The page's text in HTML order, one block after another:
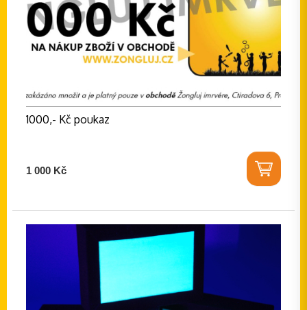
1000,- Kč poukaz
1 000 Kč